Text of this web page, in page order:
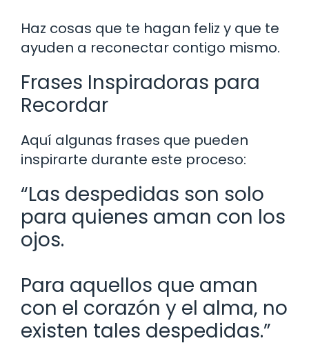
Haz cosas que te hagan feliz y que te
ayuden a reconectar contigo mismo.
Frases Inspiradoras para
Recordar
Aquí algunas frases que pueden
inspirarte durante este proceso:
“Las despedidas son solo
para quienes aman con los
ojos.
Para aquellos que aman
con el corazón y el alma, no
existen tales despedidas.”